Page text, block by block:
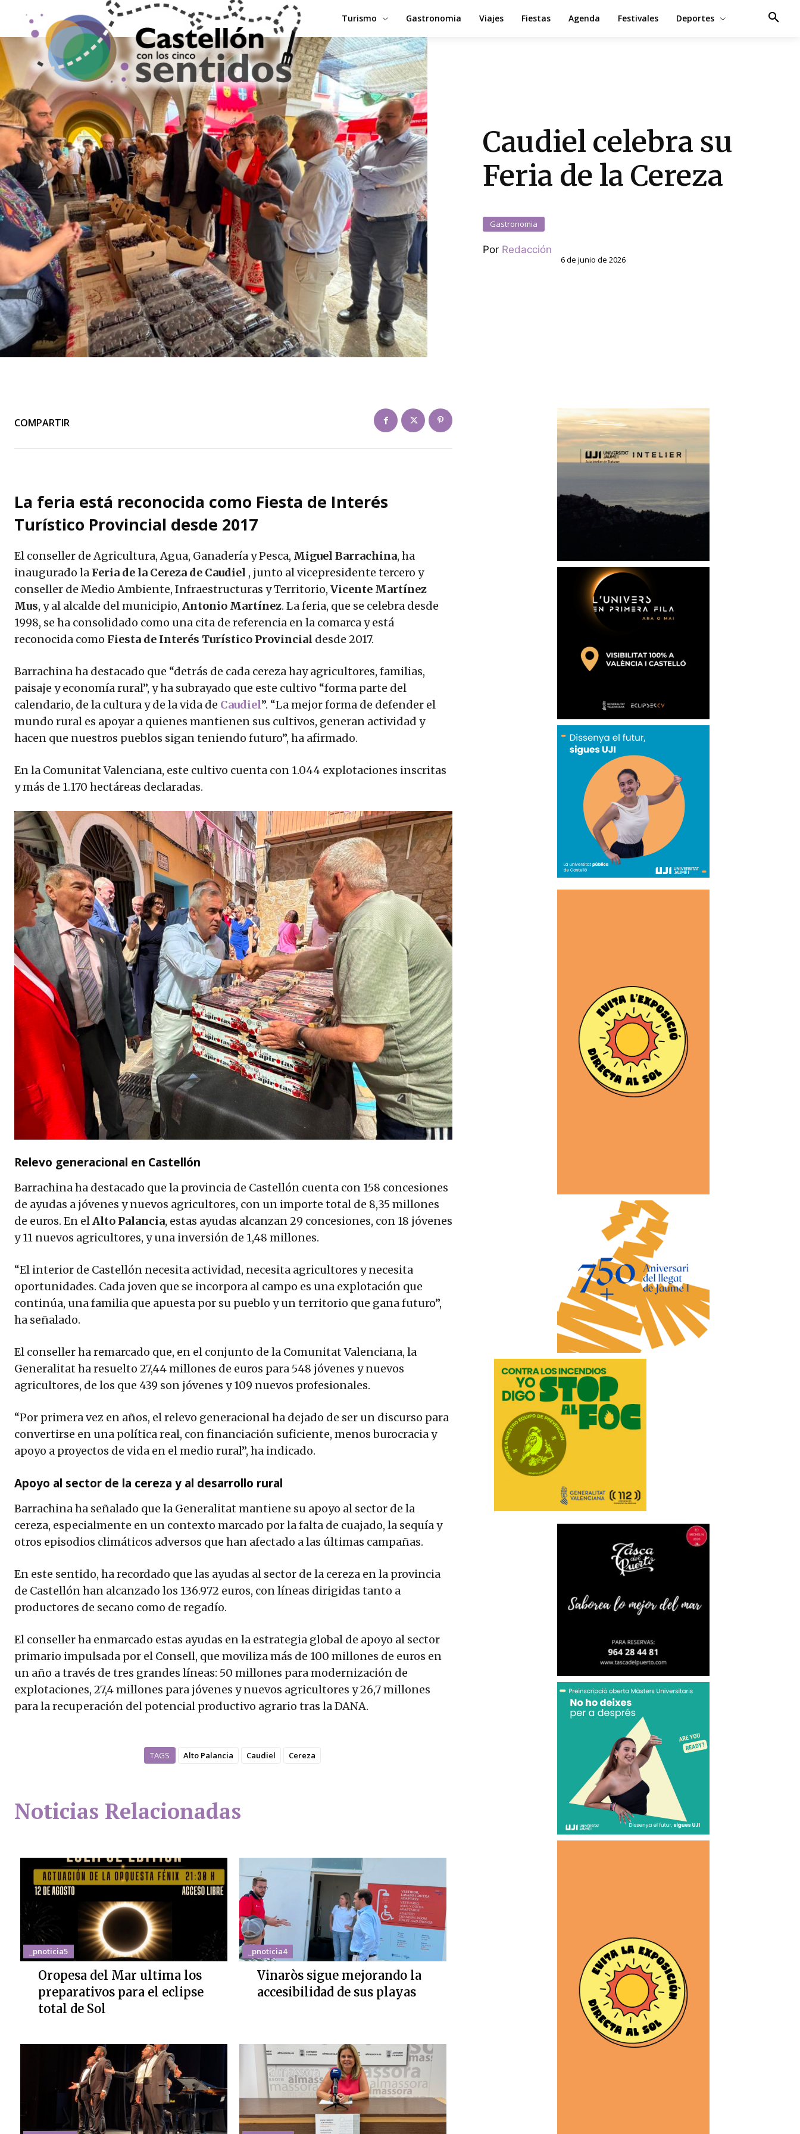
Turismo Gastronomia Viajes Fiestas Agenda Festivales Deportes
Caudiel celebra su
Feria de la Cereza
Gastronomia
Por Redacción
6 de junio de 2026
COMPARTIR
La feria está reconocida como Fiesta de Interés
Turístico Provincial desde 2017
El conseller de Agricultura, Agua, Ganadería y Pesca, Miguel Barrachina, ha
inaugurado la Feria de la Cereza de Caudiel , junto al vicepresidente tercero y
conseller de Medio Ambiente, Infraestructuras y Territorio, Vicente Martínez
Mus, y al alcalde del municipio, Antonio Martínez. La feria, que se celebra desde
1998, se ha consolidado como una cita de referencia en la comarca y está
reconocida como Fiesta de Interés Turístico Provincial desde 2017.
Barrachina ha destacado que “detrás de cada cereza hay agricultores, familias,
paisaje y economía rural”, y ha subrayado que este cultivo “forma parte del
calendario, de la cultura y de la vida de Caudiel”. “La mejor forma de defender el
mundo rural es apoyar a quienes mantienen sus cultivos, generan actividad y
hacen que nuestros pueblos sigan teniendo futuro”, ha afirmado.
En la Comunitat Valenciana, este cultivo cuenta con 1.044 explotaciones inscritas
y más de 1.170 hectáreas declaradas.
Relevo generacional en Castellón
Barrachina ha destacado que la provincia de Castellón cuenta con 158 concesiones
de ayudas a jóvenes y nuevos agricultores, con un importe total de 8,35 millones
de euros. En elAlto Palancia, estas ayudas alcanzan 29 concesiones, con 18 jóvenes
y 11 nuevos agricultores, y una inversión de 1,48 millones.
“El interior de Castellón necesita actividad, necesita agricultores y necesita
oportunidades. Cada joven que se incorpora al campo es una explotación que
continúa, una familia que apuesta por su pueblo y un territorio que gana futuro”,
ha señalado.
El conseller ha remarcado que, en el conjunto de la Comunitat Valenciana, la
Generalitat ha resuelto 27,44 millones de euros para 548 jóvenes y nuevos
agricultores, de los que 439 son jóvenes y 109 nuevos profesionales.
“Por primera vez en años, el relevo generacional ha dejado de ser un discurso para
convertirse en una política real, con financiación suficiente, menos burocracia y
apoyo a proyectos de vida en el medio rural”, ha indicado.
Apoyo al sector de la cereza y al desarrollo rural
Barrachina ha señalado que la Generalitat mantiene su apoyo al sector de la
cereza, especialmente en un contexto marcado por la falta de cuajado, la sequía y
otros episodios climáticos adversos que han afectado a las últimas campañas.
En este sentido, ha recordado que las ayudas al sector de la cereza en la provincia
de Castellón han alcanzado los 136.972 euros, con líneas dirigidas tanto a
productores de secano como de regadío.
El conseller ha enmarcado estas ayudas en la estrategia global de apoyo al sector
primario impulsada por el Consell, que moviliza más de 100 millones de euros en
un año a través de tres grandes líneas: 50 millones para modernización de
explotaciones, 27,4 millones para jóvenes y nuevos agricultores y 26,7 millones
para la recuperación del potencial productivo agrario tras la DANA.
TAGS Alto Palancia Caudiel Cereza
Noticias Relacionadas
_pnoticia5
Oropesa del Mar ultima los
preparativos para el eclipse
total de Sol
_pnoticia4
Vinaròs sigue mejorando la
accesibilidad de sus playas